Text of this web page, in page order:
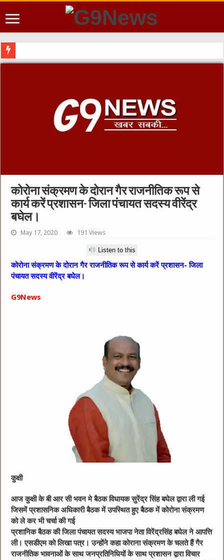
कोरोना संक्रमण के दोरान गैर राजनीतिक रूप से
कार्य करें प्रशासन- जिला पंचायत सदस्य वीरेंद्र
बघेल।
May 17, 2020 191 Views
Listen to this
कोरोना संक्रमण के दोरान गैर राजनीतिक रूप से कार्य करें प्रशासन- जिला
पंचायत सदस्य वीरेंद्र बघेल।
G9News
कुक्षी
आज कुक्षी के बी आर सी भवन मे बैठक विधायक सुरेंद्र सिंह बघेल द्वारा ली गई
जिसमें प्रशासनिक अधिकारी बैठक में उपस्थित हुए बैठक में कोरोना संक्रमण
को ले कर भी चर्चा की गई
प्रशानिक बैठक की जिला पंचायत सदस्य भाजपा नेता विरेंद्रसिंह बघेल ने आपत्ति
ली। एसडीएम को लिखा पत्र। उन्होंने कहा कोराना संक्रमण के चलते हैं गैर
राजनीतिक भावनाओं के साथ जनप्रतिनिधियों के साथ प्रशासन द्वारा विचार